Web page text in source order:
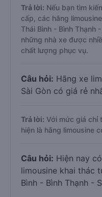
Trả lời: Nếu bạn tìm
cấp, các hãng
Thái Bình - Bình Thạnh -
những nhà xe được
chất lượng phục vụ.
Câu hỏi: Hãng xe
Sài Gòn có giá rẻ
Trả lời: Với mức giá chỉ
hiện là hãng limousine
Câu hỏi: Hiện nay
limousine khai thác
Bình - Bình Thạnh -